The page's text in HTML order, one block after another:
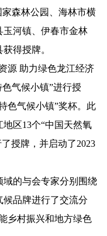
森林公园、海林市横
玉河镇、伊春市金林
得授牌。
源 助力绿色龙江经济
气候小镇”进行授
色气候小镇”奖杯。此
地区13个“中国天然氧
授牌，并启动了2023
的与会专家分别围绕
品牌进行了交流分
乡村振兴和地方绿色